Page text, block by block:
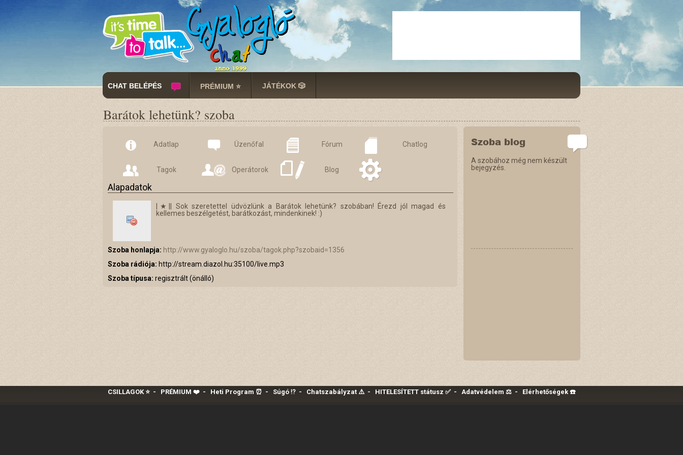
CHAT BELÉPÉS PRÉMIUM ⭐ JÁTÉKOK 🎲
Barátok lehetünk? szoba
Adatlap Üzenőfal Fórum Chatlog
Tagok Operátorok Blog
Alapadatok
|★|| Sok szeretettel üdvözlünk a Barátok lehetünk? szobában! Érezd jól magad és
kellemes beszélgetést, barátkozást, mindenkinek! :)
Szoba honlapja: http://www.gyaloglo.hu/szoba/tagok.php?szobaid=1356
Szoba rádiója: http://stream.diazol.hu:35100/live.mp3
Szoba típusa: regisztrált (önálló)
Szoba blog
A szobához még nem készült
bejegyzés.
CSILLAGOK ⭐- PRÉMIUM ❤️‍- Heti Program ⏰ - Súgó ⁉️- Chatszabályzat ⚠️- HITELESÍTETT státusz ✅- Adatvédelem ⚖️- Elérhetőségek ☎️